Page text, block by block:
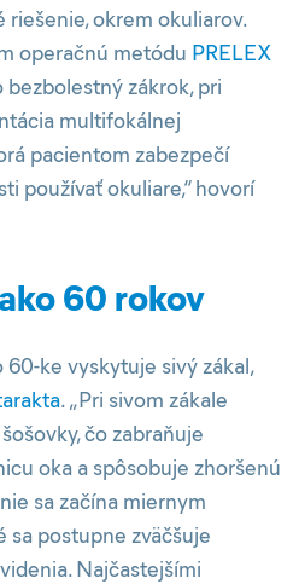
okrem okuliarov.
operačnú metódu PRELEX
bezbolestný zákrok, pri
multifokálnej
pacientom zabezpečí
používať okuliare,“ hovorí
60 rokov
ke vyskytuje sivý zákal,
. „Pri sivom zákale
čo zabraňuje
oka a spôsobuje zhoršenú
sa začína miernym
sa postupne zväčšuje
Najčastejšími